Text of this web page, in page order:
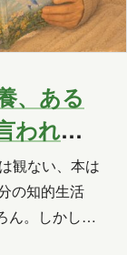
ント
、ある
われ続
につい
観ない、本は
の知的生活
ん。しかし、